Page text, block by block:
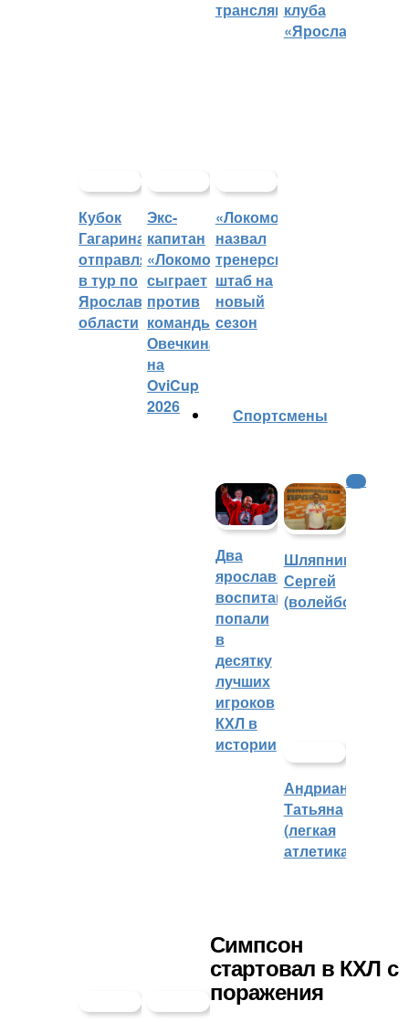
трансляцийклуба
«Ярославич»
Кубок
Гагарина
отправляется
в тур по
Ярославской
области
Экс-
капитан
«Локомотива»
сыграет
против
команды
Овечкина
на
OviCup
2026
«Локомотив»
назвал
тренерский
штаб на
новый
сезон
Cпортсмены
Два
ярославских
воспитанника
попали
в
десятку
лучших
игроков
КХЛ в
истории
Шляпников
Сергей
(волейбол)
Андрианова
Татьяна
(легкая
атлетика)
КХЛ
Симпсон
стартовал в КХЛ с
поражения